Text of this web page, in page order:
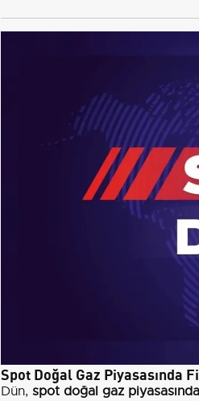
Spot Doğal Gaz Piyasasında
Dün, spot doğal gaz piyasasında